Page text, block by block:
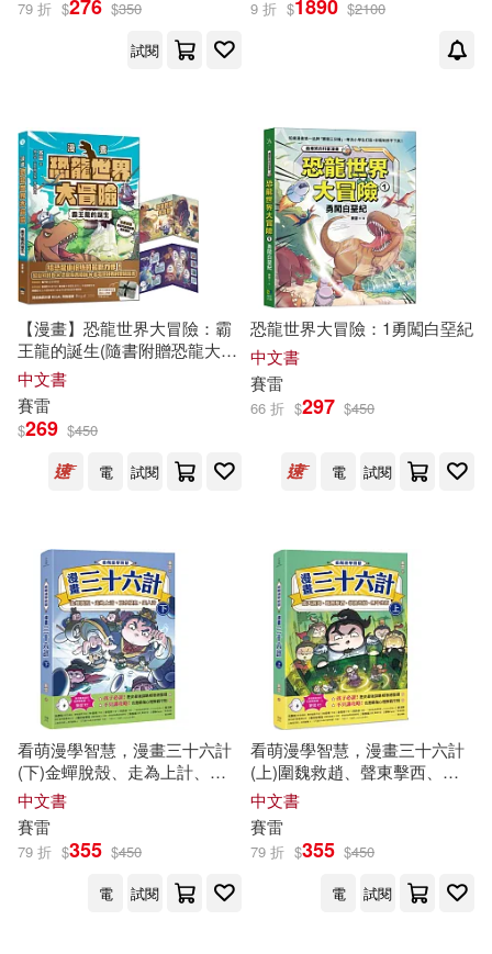
79 折 $276 $350
試閱
9 折 $1890 $2100
【漫畫】恐龍世界大冒險：霸
王龍的誕生(隨書附贈恐龍大逃
殺雙面海報)
中文書
賽雷
$269 $450
電
試閱
恐龍世界大冒險：1勇闖白堊紀
中文書
賽雷
66 折 $297 $450
電 試閱
看萌漫學智慧，漫畫三十六計
(下)金蟬脫殼、走為上計、假
癡不癲、假道伐虢
中文書
賽雷
79 折 $355 $450
電
試閱
看萌漫學智慧，漫畫三十六計
(上)圍魏救趙、聲東擊西、欲
擒故縱、李代桃僵
中文書
賽雷
79 折 $355 $450
電
試閱